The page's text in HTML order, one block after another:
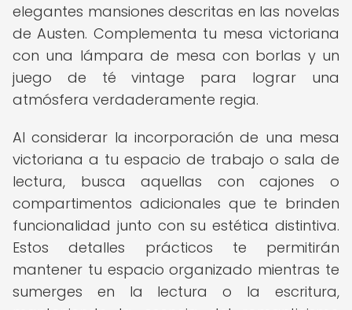
elegantes mansiones descritas en las novelas
de Austen. Complementa tu mesa victoriana
con una lámpara de mesa con borlas y un
juego de té vintage para lograr una
atmósfera verdaderamente regia.
Al considerar la incorporación de una mesa
victoriana a tu espacio de trabajo o sala de
lectura, busca aquellas con cajones o
compartimentos adicionales que te brinden
funcionalidad junto con su estética distintiva.
Estos detalles prácticos te permitirán
mantener tu espacio organizado mientras te
sumerges en la lectura o la escritura,